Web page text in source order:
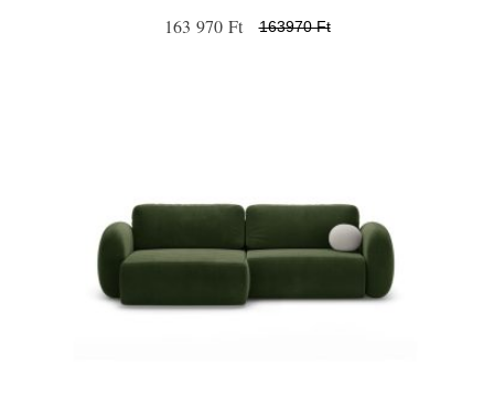
163 970 Ft 163970 Ft